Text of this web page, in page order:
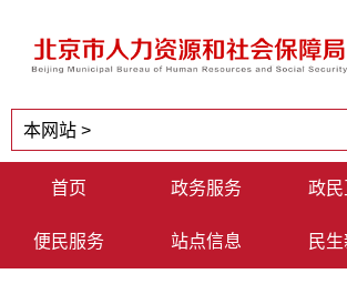
首页 政务服务 政
便民服务 站点信息 民